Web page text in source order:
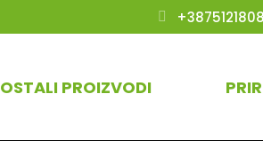
OSTALI PROIZVODI